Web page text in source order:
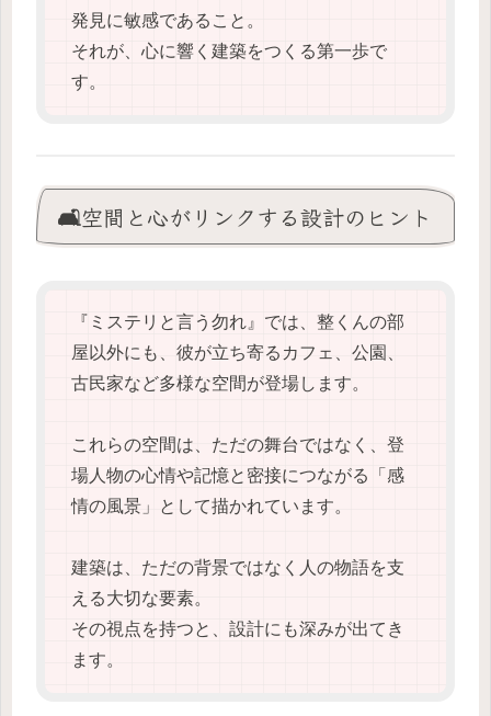
発見に敏感であること。
それが、心に響く建築をつくる第一歩で
す。
🛋️空間と心がリンクする設計のヒント
『ミステリと言う勿れ』では、整くんの部
屋以外にも、彼が立ち寄るカフェ、公園、
古民家など多様な空間が登場します。
これらの空間は、ただの舞台ではなく、登
場人物の心情や記憶と密接につながる「感
情の風景」として描かれています。
建築は、ただの背景ではなく人の物語を支
える大切な要素。
その視点を持つと、設計にも深みが出てき
ます。